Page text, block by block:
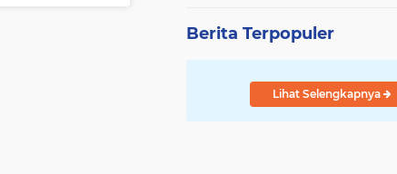
Berita Terpopuler
Lihat Selengkapnya